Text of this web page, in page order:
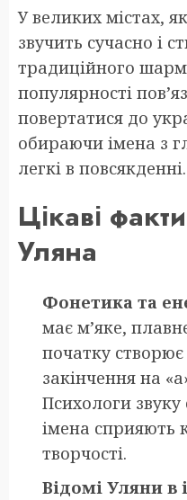
У великих містах,
звучить сучасно і
традиційного
популярності
повертатися до
обираючи імена з
легкі в повсякденні.
Цікаві
Уляна
Фонетика та
має м’яке,
початку створює
закінчення на
Психологи
імена сприяють
творчості.
Відомі Уляни в